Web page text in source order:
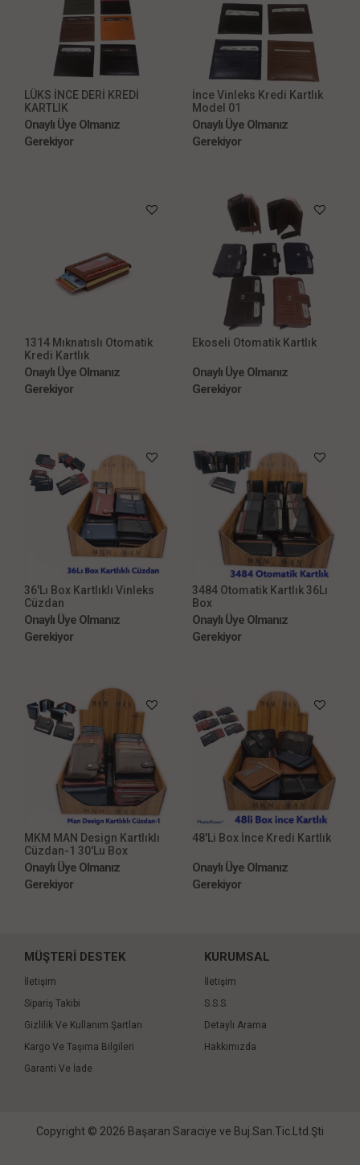
LÜKS İNCE DERİ KREDİ
KARTLIK
Onaylı Üye Olmanız
Gerekiyor
İnce Vinleks Kredi Kartlık
Model 01
Onaylı Üye Olmanız
Gerekiyor
1314 Mıknatıslı Otomatik
Kredi Kartlık
Onaylı Üye Olmanız
Gerekiyor
Ekoseli Otomatik Kartlık
Onaylı Üye Olmanız
Gerekiyor
36'Lı Box Kartlıklı Vinleks
Cüzdan
Onaylı Üye Olmanız
Gerekiyor
3484 Otomatik Kartlık 36Lı
Box
Onaylı Üye Olmanız
Gerekiyor
MKM MAN Design Kartlıklı
Cüzdan-1 30'Lu Box
Onaylı Üye Olmanız
Gerekiyor
48'Li Box İnce Kredi Kartlık
Onaylı Üye Olmanız
Gerekiyor
MÜŞTERİ DESTEK
İletişim
Sipariş Takibi
Gizlilik Ve Kullanım Şartları
Kargo Ve Taşıma Bilgileri
Garanti Ve İade
KURUMSAL
İletişim
S.S.S.
Detaylı Arama
Hakkımızda
Copyright © 2026 Başaran Saraciye ve Buj.San.Tic.Ltd.Şti